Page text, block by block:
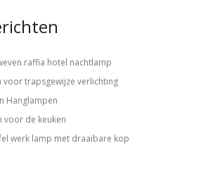
raffia hotel nachtlamp
voor trapsgewijze verlichting
Hanglampen
voor de keuken
werk lamp met draaibare kop